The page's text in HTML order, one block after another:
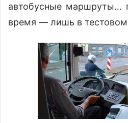
автобусные маршруты…
время — лишь в